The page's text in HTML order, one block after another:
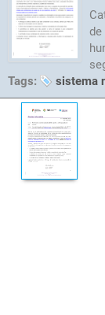
de
Tags:
sistema